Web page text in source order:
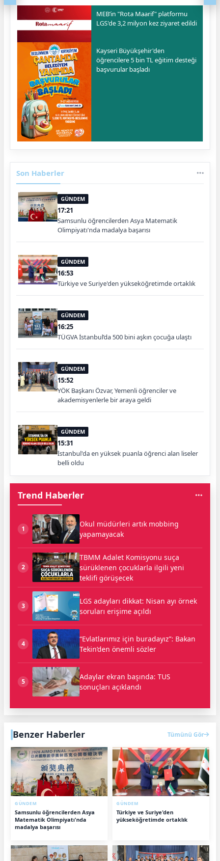
MEB’in "Rota Maarif" platformu
LGS'de 3,2 milyon kez ziyaret edildi
Kayseri Büyükşehir'den
öğrencilere 5 bin TL eğitim desteği
başvurular başladı
Son Haberler
GÜNDEM
17:21
Samsunlu öğrencilerden Asya Matematik
Olimpiyatı'nda madalya başarısı
GÜNDEM
16:53
Türkiye ve Suriye'den yükseköğretimde ortaklık
GÜNDEM
16:25
TÜGVA İstanbul’da 500 bini aşkın çocuğa ulaştı
GÜNDEM
15:52
YÖK Başkanı Özvar, Yemenli öğrenciler ve
akademisyenlerle bir araya geldi
GÜNDEM
15:31
İstanbul'da en yüksek puanla öğrenci alan liseler
belli oldu
Trend Haberler
1
Okul müdürleri artık mobbing
yapamayacak
2
TBMM Adalet Komisyonu suça
sürüklenen çocuklarla ilgili yeni
teklifi görüşecek
3
LGS adayları dikkat: Nisan ayı örnek
soruları erişime açıldı
4
“Evlatlarımız için buradayız”: Bakan
Tekin’den önemli sözler
5
Adaylar ekran başında: TUS
sonuçları açıklandı
Benzer Haberler Tümünü Gör
GÜNDEM
Samsunlu öğrencilerden Asya
Matematik Olimpiyatı'nda
madalya başarısı
GÜNDEM
Türkiye ve Suriye'den
yükseköğretimde ortaklık